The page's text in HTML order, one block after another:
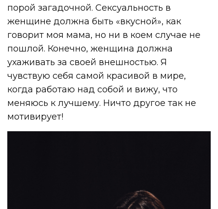
порой загадочной. Сексуальность в
женщине должна быть «вкусной», как
говорит моя мама, но ни в коем случае не
пошлой. Конечно, женщина должна
ухаживать за своей внешностью. Я
чувствую себя самой красивой в мире,
когда работаю над собой и вижу, что
меняюсь к лучшему. Ничто другое так не
мотивирует!